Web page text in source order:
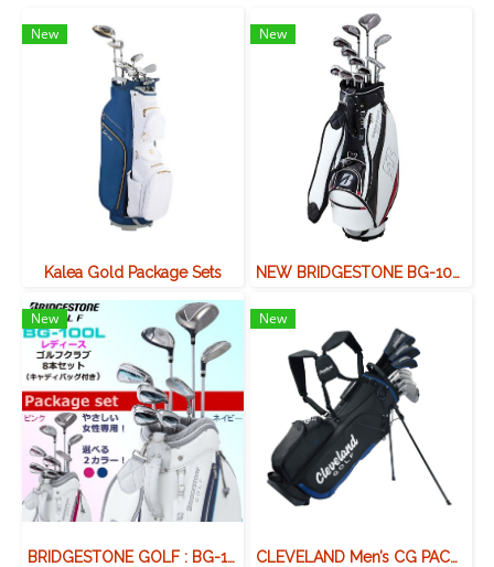
New
Kalea Gold Package Sets
New
NEW BRIDGESTONE BG-100 CLUB SET
New
BRIDGESTONE GOLF : BG-100L 8-piece set with caddy bag
New
CLEVELAND Men’s CG PACK (GRAPHITE)